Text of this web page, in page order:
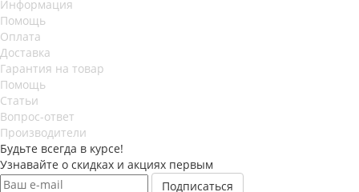
Информация
Помощь
Оплата
Доставка
Гарантия на товар
Помощь
Статьи
Вопрос-ответ
Производители
Будьте всегда в курсе!
Узнавайте о скидках и акциях первым